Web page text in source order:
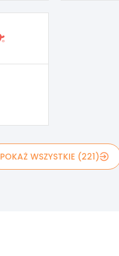
POKAŻ WSZYSTKIE (221)